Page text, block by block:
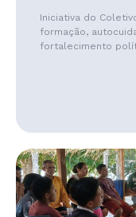
Iniciativa do
formação,
fortalecimento